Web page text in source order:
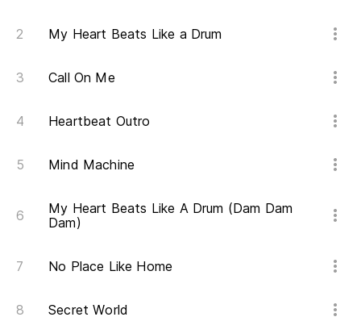
My Heart Beats Like a Drum
Call On Me
Heartbeat Outro
Mind Machine
My Heart Beats Like A Drum (Dam Dam
Dam)
No Place Like Home
Secret World